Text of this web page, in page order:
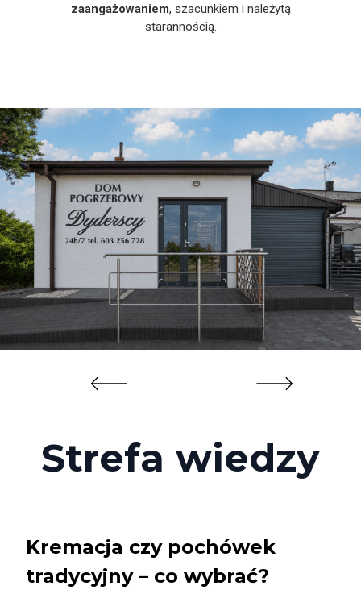
zaangażowaniem, szacunkiem i należytą
starannością.
Strefa wiedzy
Kremacja czy pochówek
tradycyjny – co wybrać?